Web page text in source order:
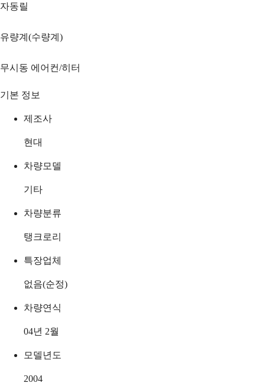
자동릴
유량계(수량계)
무시동 에어컨/히터
기본 정보
제조사
현대
차량모델
기타
차량분류
탱크로리
특장업체
없음(순정)
차량연식
04년 2월
모델년도
2004